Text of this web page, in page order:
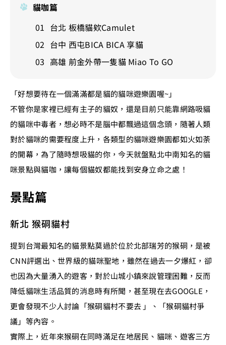
貓咖篇
台北 板橋貓欸Camulet
台中 西屯BICA BICA 享貓
高雄 前金外帶一隻貓 Miao To GO
「好想要待在一個滿滿都是貓的貓咪遊樂園喔~」
不管你是家裡已經有主子的貓奴，還是目前只能靠網路吸貓
的貓咪中毒者，想必時不是腦中都飄過這個念頭，隨著人類
對於貓咪的需要程度上升，各類型的貓咪遊樂園都如火如荼
的開幕，為了隨時想吸貓的你，今天就盤點北中南知名的貓
咪景點與貓咖，讓每個貓奴都能找到安身立命之處！
景點篇
新北 猴硐貓村
提到台灣最知名的貓景點莫過於位於北部瑞芳的猴硐，是被
CNN評選出、世界級的貓咪聖地，雖然在過去一夕爆紅，卻
也因為大量湧入的遊客，對於山城小鎮來說管理困難，反而
降低貓咪生活品質的消息時有所聞，甚至現在去GOOGLE，
更會發現不少人討論「猴硐貓村不要去 」、「猴硐貓村爭
議」等內容。
實際上，近年來猴硐在同時滿足在地居民、貓咪、遊客三方